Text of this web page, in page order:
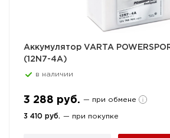
Аккумулятор VARTA
(12N7-4A)
в наличии
3 288 руб. — при обмене
3 410 руб. — при покупке